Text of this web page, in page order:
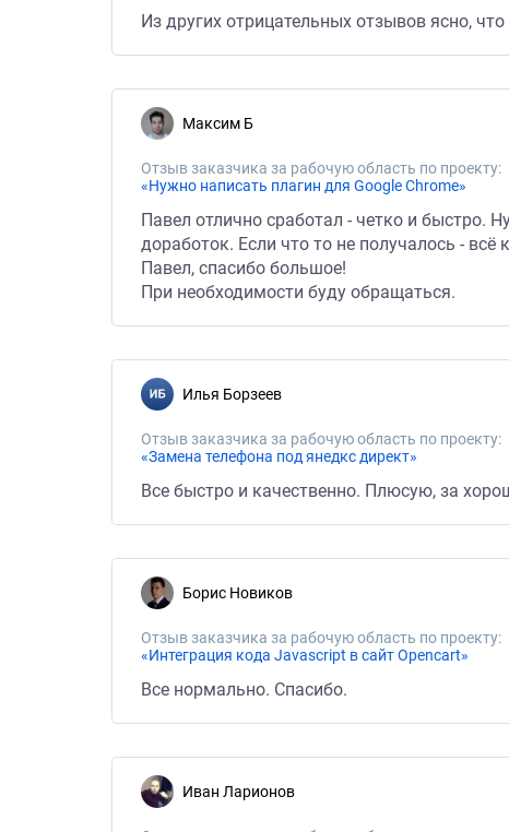
Из других отрицательных отзывов ясно,
Максим Б
Отзыв заказчика за рабочую область по проекту:
«Нужно написать плагин для Google Chrome»
Павел отлично сработал - четко и быстро.
доработок. Если что то не получалось -
Павел, спасибо большое!
При необходимости буду обращаться.
Илья Борзеев
Отзыв заказчика за рабочую область по проекту:
«Замена телефона под янедкс директ»
Все быстро и качественно. Плюсую, за
Борис Новиков
Отзыв заказчика за рабочую область по проекту:
«Интеграция кода Javascript в сайт Opencart»
Все нормально. Спасибо.
Иван Ларионов